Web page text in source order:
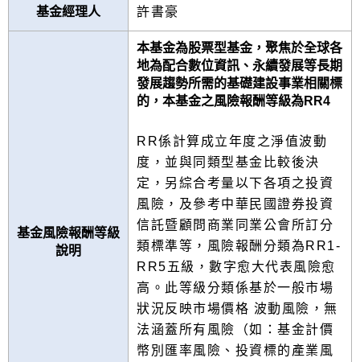
基金經理人 許書豪
基金風險報酬等級
說明
本基金為股票型基金，聚焦於全球各
地為配合數位資訊、永續發展等長期
發展趨勢所需的基礎建設事業相關標
的，本基金之風險報酬等級為RR4
RR係計算成立年度之淨值波動
度，並與同類型基金比較後決
定，另綜合考量以下各項之投資
風險，及參考中華民國證券投資
信託暨顧問商業同業公會所訂分
類標準等，風險報酬分類為RR1-
RR5五級，數字愈大代表風險愈
高。此等級分類係基於一般市場
狀況反映市場價格 波動風險，無
法涵蓋所有風險（如：基金計價
幣別匯率風險、投資標的產業風